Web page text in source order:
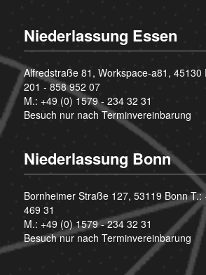
Niederlassung Essen
Alfredstraße 81, Workspace-a81, 45130
201 - 858 952 07
M.: +49 (0) 1579 - 234 32 31
Besuch nur nach Terminvereinbarung
Niederlassung Bonn
Bornheimer Straße 127, 53119 Bonn T.:
469 31
M.: +49 (0) 1579 - 234 32 31
Besuch nur nach Terminvereinbarung